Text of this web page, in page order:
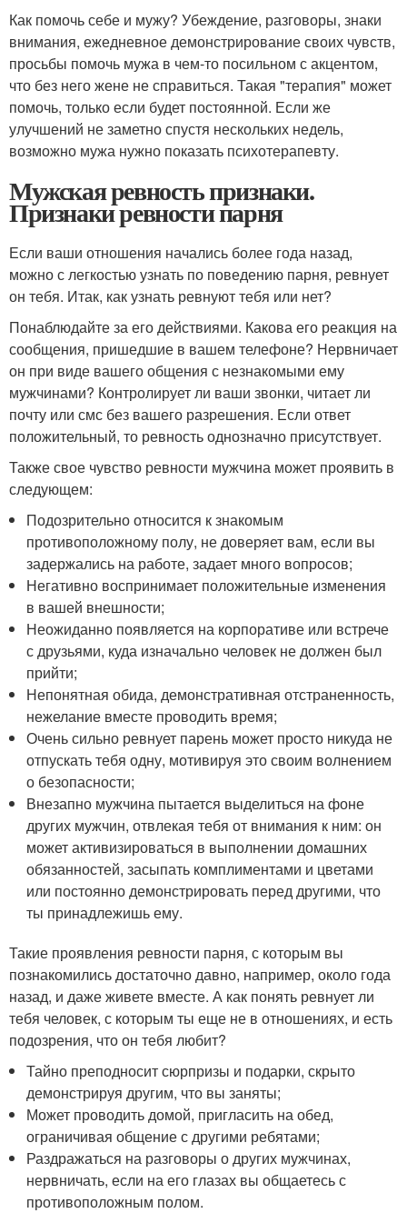
Как помочь себе и мужу? Убеждение, разговоры, знаки
внимания, ежедневное демонстрирование своих чувств,
просьбы помочь мужа в чем-то посильном с акцентом,
что без него жене не справиться. Такая "терапия" может
помочь, только если будет постоянной. Если же
улучшений не заметно спустя нескольких недель,
возможно мужа нужно показать психотерапевту.
Мужская ревность признаки.
Признаки ревности парня
Если ваши отношения начались более года назад,
можно с легкостью узнать по поведению парня, ревнует
он тебя. Итак, как узнать ревнуют тебя или нет?
Понаблюдайте за его действиями. Какова его реакция на
сообщения, пришедшие в вашем телефоне? Нервничает
он при виде вашего общения с незнакомыми ему
мужчинами? Контролирует ли ваши звонки, читает ли
почту или смс без вашего разрешения. Если ответ
положительный, то ревность однозначно присутствует.
Также свое чувство ревности мужчина может проявить в
следующем:
Подозрительно относится к знакомым
противоположному полу, не доверяет вам, если вы
задержались на работе, задает много вопросов;
Негативно воспринимает положительные изменения
в вашей внешности;
Неожиданно появляется на корпоративе или встрече
с друзьями, куда изначально человек не должен был
прийти;
Непонятная обида, демонстративная отстраненность,
нежелание вместе проводить время;
Очень сильно ревнует парень может просто никуда не
отпускать тебя одну, мотивируя это своим волнением
о безопасности;
Внезапно мужчина пытается выделиться на фоне
других мужчин, отвлекая тебя от внимания к ним: он
может активизироваться в выполнении домашних
обязанностей, засыпать комплиментами и цветами
или постоянно демонстрировать перед другими, что
ты принадлежишь ему.
Такие проявления ревности парня, с которым вы
познакомились достаточно давно, например, около года
назад, и даже живете вместе. А как понять ревнует ли
тебя человек, с которым ты еще не в отношениях, и есть
подозрения, что он тебя любит?
Тайно преподносит сюрпризы и подарки, скрыто
демонстрируя другим, что вы заняты;
Может проводить домой, пригласить на обед,
ограничивая общение с другими ребятами;
Раздражаться на разговоры о других мужчинах,
нервничать, если на его глазах вы общаетесь с
противоположным полом.